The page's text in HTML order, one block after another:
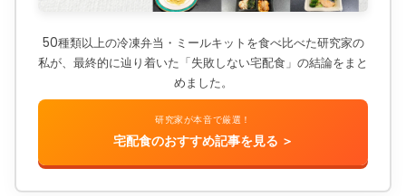
50種類以上の冷凍弁当・ミールキットを食べ比べた研究家の
私が、最終的に辿り着いた「失敗しない宅配食」の結論をまと
めました。
研究家が本音で厳選！
宅配食のおすすめ記事を見る ＞